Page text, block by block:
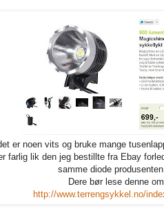
er noen vits og bruke mange
farlig lik den jeg bestillte fra Ebay
samme diode
Dere bør lese denne
http://www.terrengsykkel.no/